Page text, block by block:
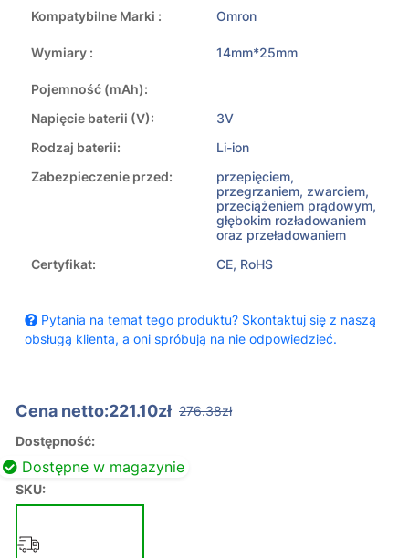
Kompatybilne Marki : Omron
Wymiary : 14mm*25mm
Pojemność (mAh):
Napięcie baterii (V):
3V
Rodzaj baterii:
Li-ion
Zabezpieczenie przed:
przepięciem,
przegrzaniem, zwarciem,
przeciążeniem prądowym,
głębokim rozładowaniem
oraz przeładowaniem
Certyfikat:
CE, RoHS
Pytania na temat tego produktu? Skontaktuj się z naszą
obsługą klienta, a oni spróbują na nie odpowiedzieć.
Cena netto:221.10zł 276.38zł
Dostępność:
Dostępne w magazynie
SKU: